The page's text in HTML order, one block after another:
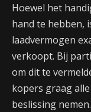
Hoewel het
hand te hebben,
laadvermogen
verkoopt. Bij
om dit te
kopers graag
beslissing